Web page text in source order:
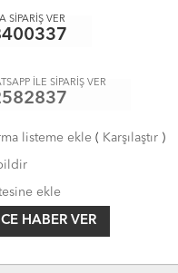
SİPARİŞ VER
İLE SİPARİŞ VER
listeme ekle( Karşılaştır)
ekle
HABER VER